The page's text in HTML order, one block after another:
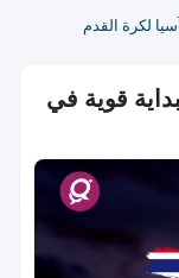
لكرة القدم
قوية في